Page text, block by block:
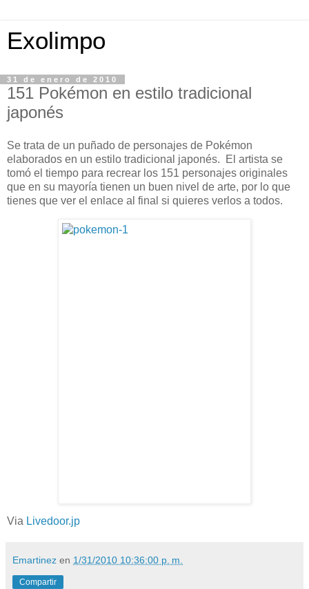
Exolimpo
31 de enero de 2010
151 Pokémon en estilo tradicional
japonés
Se trata de un puñado de personajes de Pokémon
elaborados en un estilo tradicional japonés. El artista se
tomó el tiempo para recrear los 151 personajes originales
que en su mayoría tienen un buen nivel de arte, por lo que
tienes que ver el enlace al final si quieres verlos a todos.
Via Livedoor.jp
Emartinez en 1/31/2010 10:36:00 p. m.
Compartir